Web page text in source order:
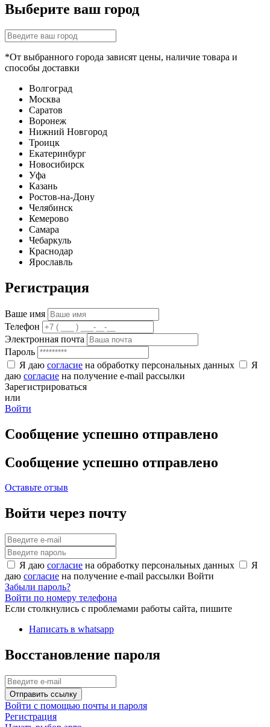
Выберите ваш город
*От выбранного города зависят цены, наличие товара и
способы доставки
Волгоград
Москва
Саратов
Воронеж
Нижний Новгород
Троицк
Екатеринбург
Новосибирск
Уфа
Казань
Ростов-на-Дону
Челябинск
Кемерово
Самара
Чебаркуль
Краснодар
Ярославль
Регистрация
Ваше имя
Телефон
Электронная почта
Пароль
Я даю согласие на обработку персональных данных
Я
даю согласие на получение e-mail рассылки
Зарегистрироваться
или
Войти
Сообщение успешно отправлено
Сообщение успешно отправлено
Оставьте отзыв
Войти через почту
Я даю согласие на обработку персональных данных
Я
даю согласие на получение e-mail рассылки Войти
Забыли пароль?
Войти по номеру телефона
Если столкнулись с проблемами работы сайта, пишите
Написать в whatsapp
Восстановление пароля
Отправить ссылку
Войти с помощью почты и пароля
Регистрация